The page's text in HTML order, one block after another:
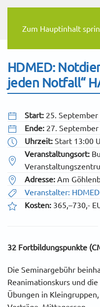
Zum Hauptinhalt
HDMED:
jeden Notfall“
Start: 25. September
Ende: 27.
Uhrzeit: Start 13:00
Veranstaltungsort:
Adresse: Am
Veranstalter: HDMED
Kosten: 365,–730,-
32 Fortbildungspunkte
Die Seminargebühr
Reanimationskurs und
Übungen in